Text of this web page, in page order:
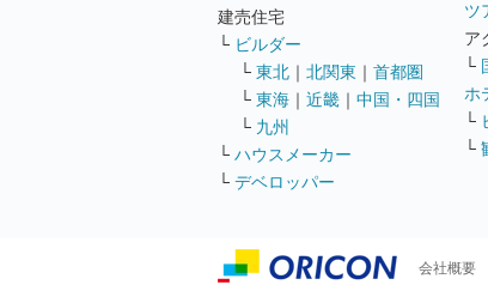
建売住宅
└ ビルダー
└ 東北 ｜ 北関東 ｜ 首都圏
└ 東海 ｜ 近畿 ｜ 中国・四国
└ 九州
└ ハウスメーカー
└ デベロッパー
ツ
ア
└
ホ
└
└
会社概要